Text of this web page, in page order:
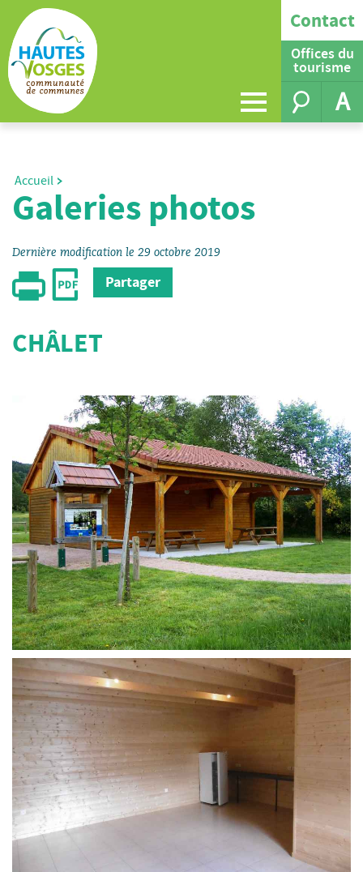
Contact
Offices du
tourisme
A
Accueil
Galeries photos
Dernière modification le 29 octobre 2019
Partager
CHÂLET